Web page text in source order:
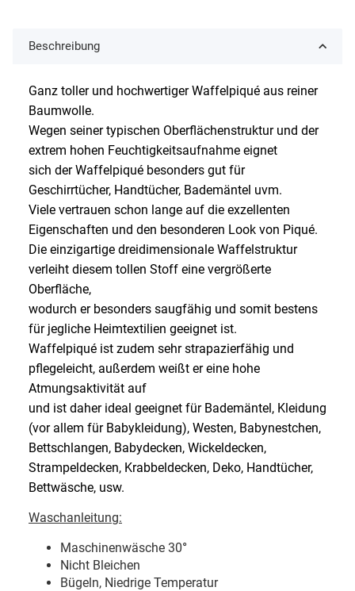
Beschreibung
Ganz toller und hochwertiger Waffelpiqué aus reiner
Baumwolle.
Wegen seiner typischen Oberflächenstruktur und der
extrem hohen Feuchtigkeitsaufnahme eignet
sich der Waffelpiqué besonders gut für
Geschirrtücher, Handtücher, Bademäntel uvm.
Viele vertrauen schon lange auf die exzellenten
Eigenschaften und den besonderen Look von Piqué.
Die einzigartige dreidimensionale Waffelstruktur
verleiht diesem tollen Stoff eine vergrößerte
Oberfläche,
wodurch er besonders saugfähig und somit bestens
für jegliche Heimtextilien geeignet ist.
Waffelpiqué ist zudem sehr strapazierfähig und
pflegeleicht, außerdem weißt er eine hohe
Atmungsaktivität auf
und ist daher ideal geeignet für Bademäntel, Kleidung
(vor allem für Babykleidung), Westen, Babynestchen,
Bettschlangen, Babydecken, Wickeldecken,
Strampeldecken, Krabbeldecken, Deko, Handtücher,
Bettwäsche, usw.
Waschanleitung:
Maschinenwäsche 30°
Nicht Bleichen
Bügeln, Niedrige Temperatur